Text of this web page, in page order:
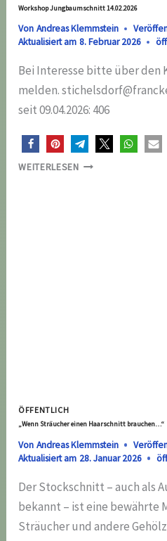
Workshop Jungbaumschnitt 14.02.2026
Von Andreas Klemmstein
Aktualisiert am 8. Februar 2026
Bei Interesse bitte über den
melden.
seit 09.04.2026: 406
WEITERLESENWORKSHOP
ÖFFENTLICH
„Wenn Sträucher einen Haarschnitt brauchen…“
Von Andreas Klemmstein
Aktualisiert am 28. Januar 2026
Der Stockschnitt – auch als
bekannt – ist eine bewährte
Sträucher und andere